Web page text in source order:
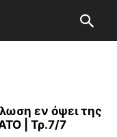
εν όψει της
| Τρ.7/7